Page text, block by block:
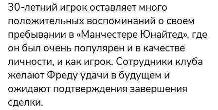
30-летний игрок оставляет много
положительных воспоминаний о своем
пребывании в «Манчестере Юнайтед», где
он был очень популярен и в качестве
личности, и как игрок. Сотрудники клуба
желают Фреду удачи в будущем и
ожидают подтверждения завершения
сделки.